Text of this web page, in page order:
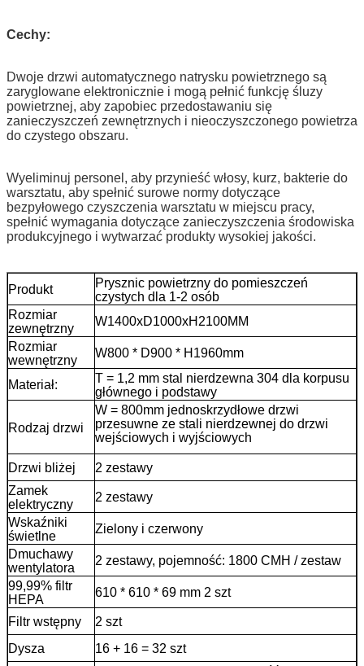
Cechy:
Dwoje drzwi automatycznego natrysku powietrznego są
zaryglowane elektronicznie i mogą pełnić funkcję śluzy
powietrznej, aby zapobiec przedostawaniu się
zanieczyszczeń zewnętrznych i nieoczyszczonego powietrza
do czystego obszaru.
Wyeliminuj personel, aby przynieść włosy, kurz, bakterie do
warsztatu, aby spełnić surowe normy dotyczące
bezpyłowego czyszczenia warsztatu w miejscu pracy,
spełnić wymagania dotyczące zanieczyszczenia środowiska
produkcyjnego i wytwarzać produkty wysokiej jakości.
Produkt
Prysznic powietrzny do pomieszczeń
czystych dla 1-2 osób
Rozmiar
zewnętrzny
W1400xD1000xH2100MM
Rozmiar
wewnętrzny
W800 * D900 * H1960mm
Materiał:
T = 1,2 mm stal nierdzewna 304 dla korpusu
głównego i podstawy
Rodzaj drzwi
W = 800mm jednoskrzydłowe drzwi
przesuwne ze stali nierdzewnej do drzwi
wejściowych i wyjściowych
Drzwi bliżej
2 zestawy
Zamek
elektryczny
2 zestawy
Wskaźniki
świetlne
Zielony i czerwony
Dmuchawy
wentylatora
2 zestawy, pojemność: 1800 CMH / zestaw
99,99% filtr
HEPA
610 * 610 * 69 mm 2 szt
Filtr wstępny
2 szt
Dysza
16 + 16 = 32 szt